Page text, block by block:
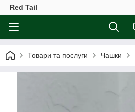
Red Tail
Товари та послуги Чашки